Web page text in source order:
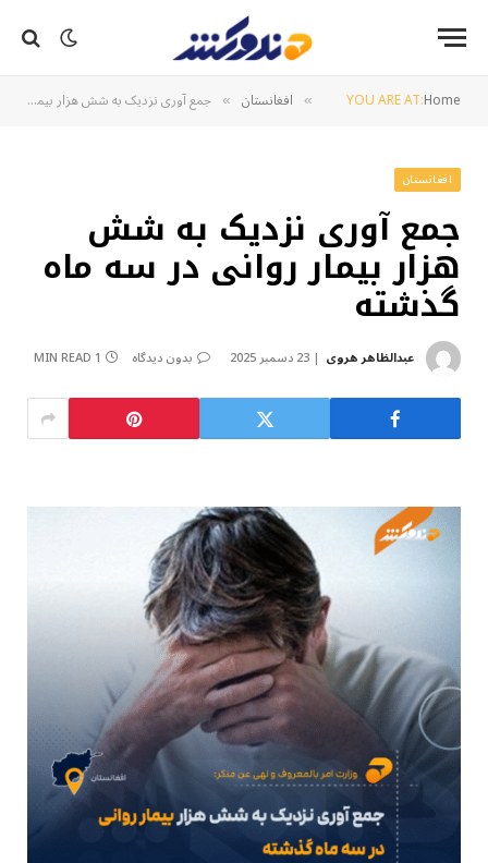
YOU ARE AT:Home
» افغانستان » جمع آوری نزدیک به شش هزار بیمار روانی در سه ماه گذشته
افغانستان
جمع آوری نزدیک به شش
هزار بیمار روانی در سه ماه
گذشته
عبدالظاهر هروی 23 دسمبر 2025 بدون دیدگاه 1 MIN READ